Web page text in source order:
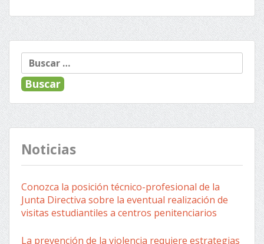
Buscar:
Noticias
Conozca la posición técnico-profesional de la
Junta Directiva sobre la eventual realización de
visitas estudiantiles a centros penitenciarios
La prevención de la violencia requiere estrategias